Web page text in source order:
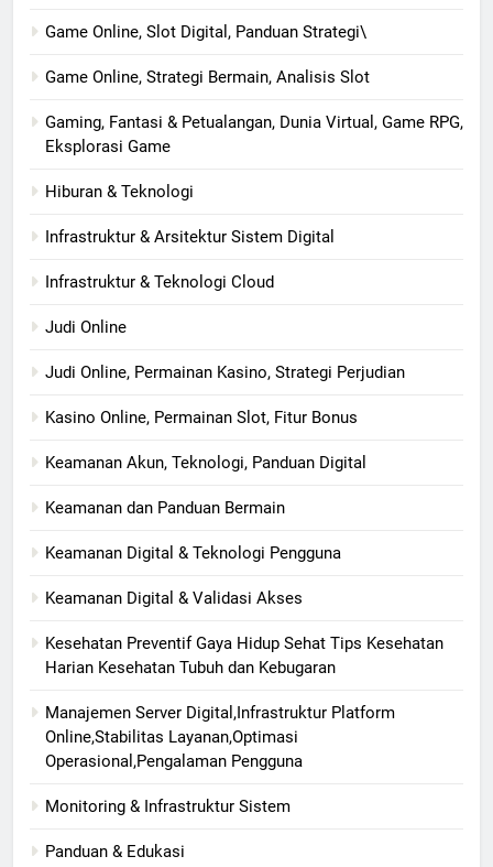
Game Online, Slot Digital, Panduan Strategi\
Game Online, Strategi Bermain, Analisis Slot
Gaming, Fantasi & Petualangan, Dunia Virtual, Game RPG,
Eksplorasi Game
Hiburan & Teknologi
Infrastruktur & Arsitektur Sistem Digital
Infrastruktur & Teknologi Cloud
Judi Online
Judi Online, Permainan Kasino, Strategi Perjudian
Kasino Online, Permainan Slot, Fitur Bonus
Keamanan Akun, Teknologi, Panduan Digital
Keamanan dan Panduan Bermain
Keamanan Digital & Teknologi Pengguna
Keamanan Digital & Validasi Akses
Kesehatan Preventif Gaya Hidup Sehat Tips Kesehatan
Harian Kesehatan Tubuh dan Kebugaran
Manajemen Server Digital,Infrastruktur Platform
Online,Stabilitas Layanan,Optimasi
Operasional,Pengalaman Pengguna
Monitoring & Infrastruktur Sistem
Panduan & Edukasi